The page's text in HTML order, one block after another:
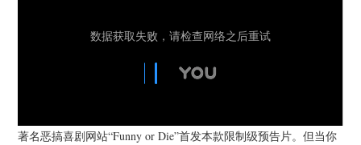
著名恶搞喜剧网站“Funny or Die”首发本款限制级预告片。但当你